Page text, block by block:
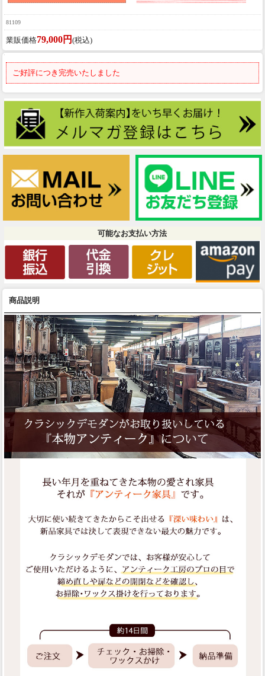
81109
業販価格79,000円 (税込)
ご好評につき完売いたしました
可能なお支払い方法
商品説明